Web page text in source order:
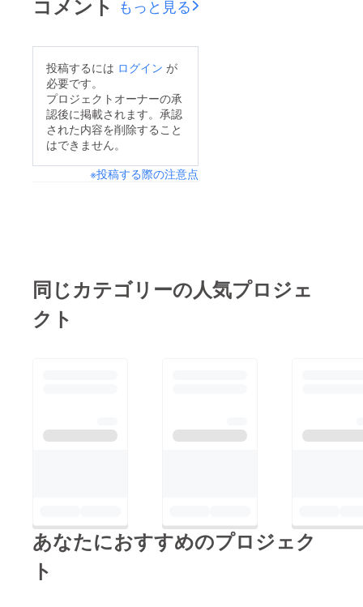
もっと見る
投稿するには ログイン が
必要です。
プロジェクトオーナーの承
認後に掲載されます。承認
された内容を削除すること
はできません。
※投稿する際の注意点
同じカテゴリーの人気プロジェ
クト
あなたにおすすめのプロジェク
ト